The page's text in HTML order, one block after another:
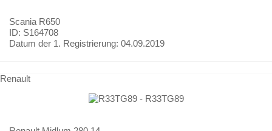
Scania R650
ID: S164708
Datum der 1. Registrierung: 04.09.2019
Renault